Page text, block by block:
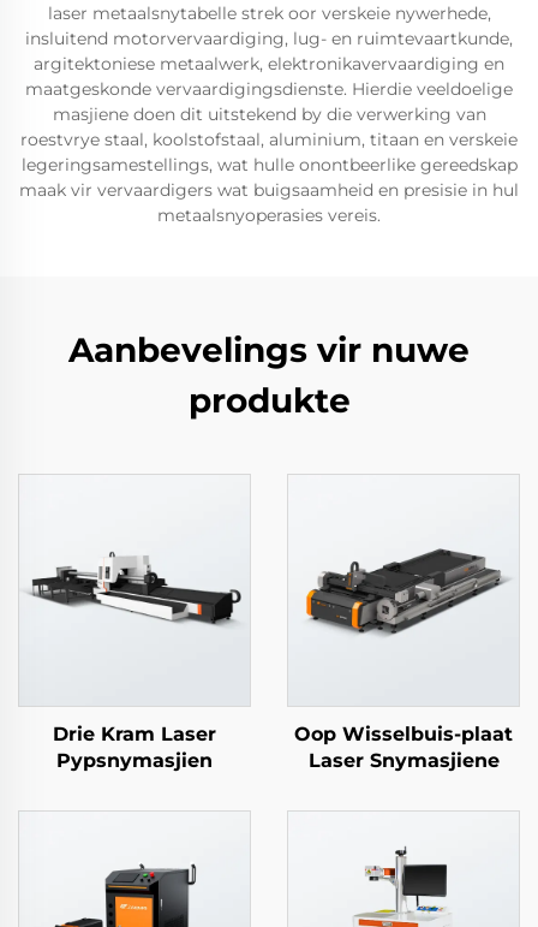
laser metaalsnytabelle strek oor verskeie nywerhede,
insluitend motorvervaardiging, lug- en ruimtevaartkunde,
argitektoniese metaalwerk, elektronikavervaardiging en
maatgeskonde vervaardigingsdienste. Hierdie veeldoelige
masjiene doen dit uitstekend by die verwerking van
roestvrye staal, koolstofstaal, aluminium, titaan en verskeie
legeringsamestellings, wat hulle onontbeerlike gereedskap
maak vir vervaardigers wat buigsaamheid en presisie in hul
metaalsnyoperasies vereis.
Aanbevelings vir nuwe
produkte
Drie Kram Laser
Pypsnymasjien
Oop Wisselbuis-plaat
Laser Snymasjiene